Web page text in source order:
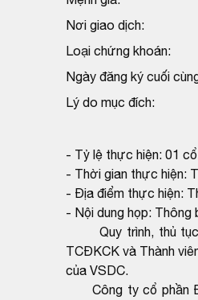
Nơi giao dịch:
Loại chứng khoán:
Ngày đăng ký cuối
Lý do mục đích:
- Tỷ lệ thực hiện: 01
- Thời gian thực hiện:
- Địa điểm thực hiện:
- Nội dung họp: Thông
Quy trình, thủ tục
TCĐKCK và Thành
của VSDC.
Công ty cổ phần